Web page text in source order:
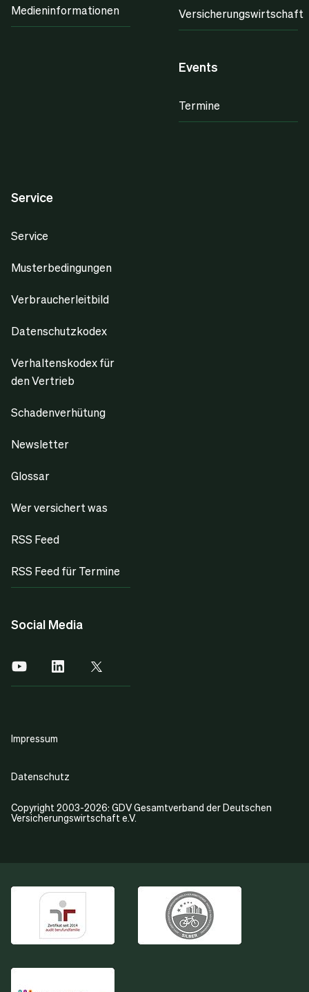
Medieninformationen Versicherungswirtschaft
Events
Termine
Service
Service
Musterbedingungen
Verbraucherleitbild
Datenschutzkodex
Verhaltenskodex für
den Vertrieb
Schadenverhütung
Newsletter
Glossar
Wer versichert was
RSS Feed
RSS Feed für Termine
Social Media
Copyright 2003-2026: GDV Gesamtverband der Deutschen
Versicherungswirtschaft e.V.
Impressum
Datenschutz